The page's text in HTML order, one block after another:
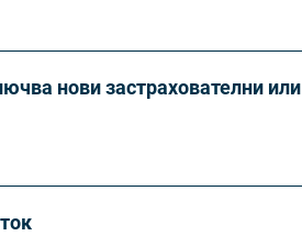
нови застрахователни или